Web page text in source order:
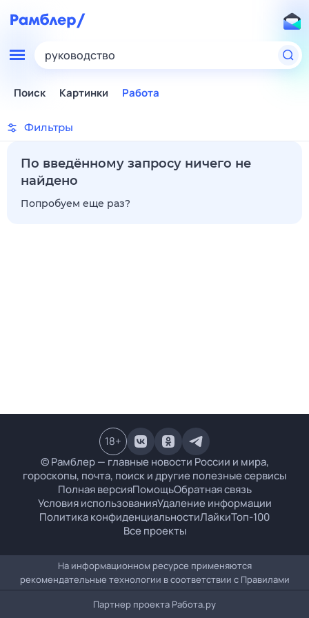
руководство
Поиск Картинки Работа
Фильтры
По введённому запросу ничего не
найдено
Попробуем еще раз?
© Рамблер — главные новости России и мира,
гороскопы, почта, поиск и другие полезные сервисы
Полная версияПомощьОбратная связь
Условия использованияУдаление информации
Политика конфиденциальностиЛайкиТоп-100
Все проекты
18+
На информационном ресурсе применяются
рекомендательные технологии в соответствии с Правилами
Партнер проекта Работа.ру